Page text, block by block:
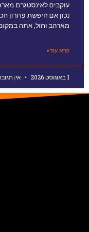
עוקבים לאינסטגרם
נכון אם חיפשת פתרון
מארהב וחול, אתה
קרא עוד»
1 באוגוסט 2026 אין